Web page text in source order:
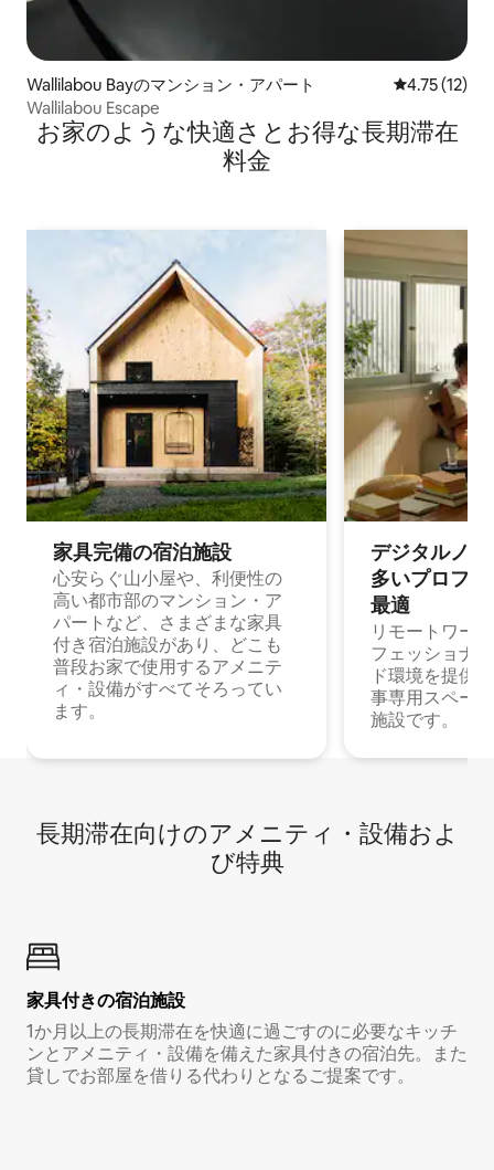
Wallilabou Bayのマンション・アパート レビュー12
4.75 (12)
Wallilabou Escape
お家のような快⁠適⁠さ⁠とお⁠得⁠な長⁠期⁠滞⁠在
料⁠金
家具完備の宿⁠泊⁠施⁠設
心安らぐ山小屋や、利便性の
高い都市部のマンション・ア
パートなど、さまざまな家具
付き宿泊施設があり、どこも
普段お家で使用するアメニテ
ィ・設備がすべてそろってい
ます。
デジタルノ
多⁠いプ⁠ロ⁠フ⁠
最⁠適
リモートワー
フェッショナ
ド環境を提供
事専用スペー
施設です。
長期滞在向け⁠のア⁠メ⁠ニ⁠テ⁠ィ⁠・設⁠備⁠およ
び特⁠典
家具付き⁠の宿⁠泊⁠施⁠設
1か月以上の長期滞在を快適に過ごすのに必要なキッチ
ンとアメニティ・設備を備えた家具付きの宿泊先。また
貸しでお部屋を借りる代わりとなるご提案です。